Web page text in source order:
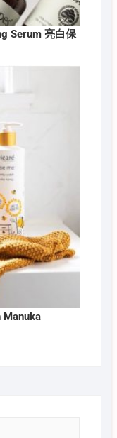
Serum 亮白保
Manuka